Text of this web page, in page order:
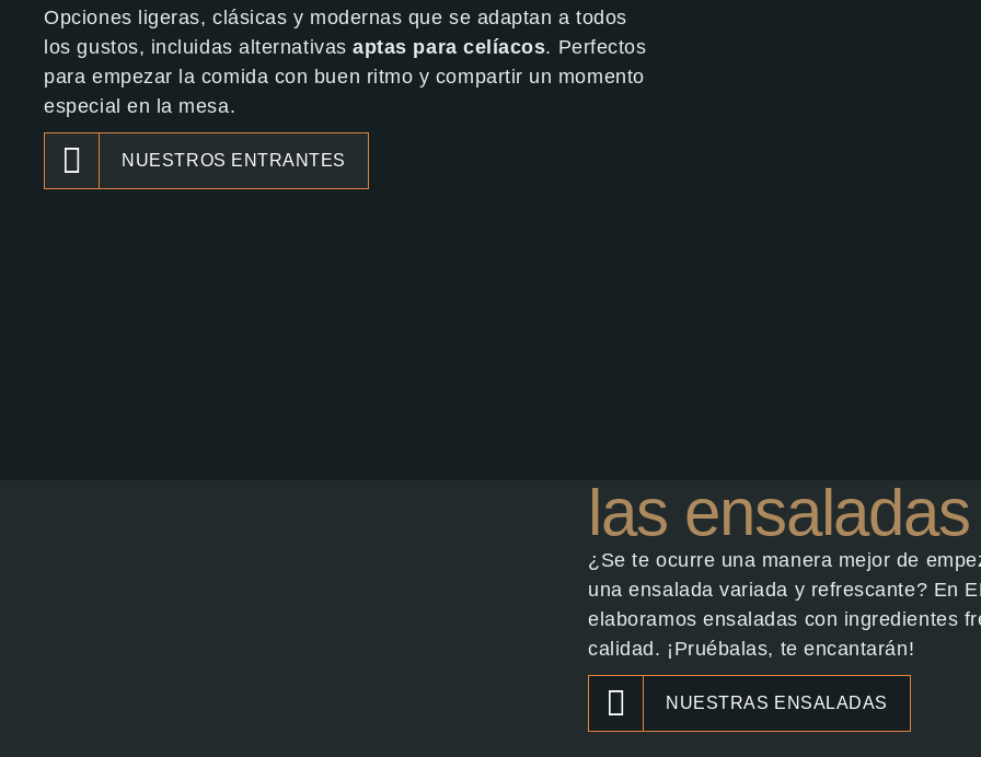
Opciones ligeras, clásicas y modernas que se adaptan a todos
los gustos, incluidas alternativasaptas para celíacos. Perfectos
para empezar la comida con buen ritmo y compartir un momento
especial en la mesa.
NUESTROS ENTRANTES
las ensaladas
¿Se te ocurre una manera mejor de
una ensalada variada y refrescante? En
elaboramos ensaladas con ingredientes
calidad. ¡Pruébalas, te encantarán!
NUESTRAS ENSALADAS